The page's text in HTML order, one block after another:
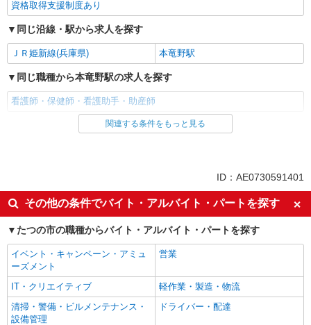
資格取得支援制度あり
同じ沿線・駅から求人を探す
ＪＲ姫新線(兵庫県) 本竜野駅
同じ職種から本竜野駅の求人を探す
看護師・保健師・看護助手・助産師
同じ雇用形態から本竜野駅の求人を探す
入社日応相談
未経験歓迎
経験者・有資格者歓迎
新卒・第二新卒歓迎
女性活躍中
主婦・主夫歓迎
フリーター歓迎
学歴不問
ブランクOK
ミドル（40代～）活躍中
エルダー（50代～）活躍中
シニア（60代～）活躍中
高収入・高額
関連する条件をもっと見る
ID：AE0730591401
その他の条件でバイト・アルバイト・パートを探す
たつの市の職種からバイト・アルバイト・パートを探す
イベント・キャンペーン・アミュ
ーズメント
営業
IT・クリエイティブ
軽作業・製造・物流
清掃・警備・ビルメンテナンス・
設備管理
ドライバー・配達